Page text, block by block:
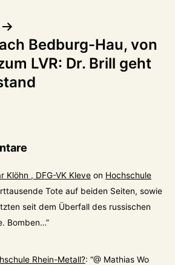
Bedburg-Hau, von
LVR: Dr. Brill geht
Klöhn , DFG-VK Kleve on Hochschule
Tote auf beiden Seiten, sowie
seit dem Überfall des russischen
Bomben…”
Rhein-Metall?: “@ Mathias Wo